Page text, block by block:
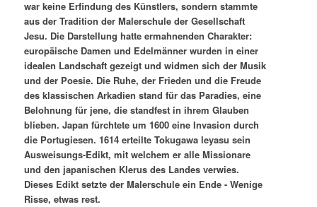
war keine Erfindung des Künstlers, sondern stammte
aus der Tradition der Malerschule der Gesellschaft
Jesu. Die Darstellung hatte ermahnenden Charakter:
europäische Damen und Edelmänner wurden in einer
idealen Landschaft gezeigt und widmen sich der Musik
und der Poesie. Die Ruhe, der Frieden und die Freude
des klassischen Arkadien stand für das Paradies, eine
Belohnung für jene, die standfest in ihrem Glauben
blieben. Japan fürchtete um 1600 eine Invasion durch
die Portugiesen. 1614 erteilte Tokugawa leyasu sein
Ausweisungs-Edikt, mit welchem er alle Missionare
und den japanischen Klerus des Landes verwies.
Dieses Edikt setzte der Malerschule ein Ende - Wenige
Risse, etwas rest.